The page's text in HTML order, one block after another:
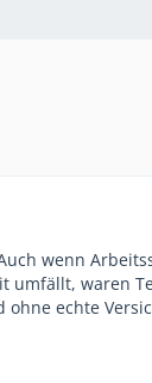
wenn
umfällt, waren
echte